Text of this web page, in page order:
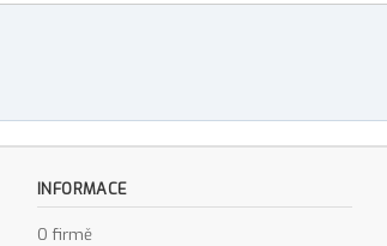
INFORMACE
O firmě